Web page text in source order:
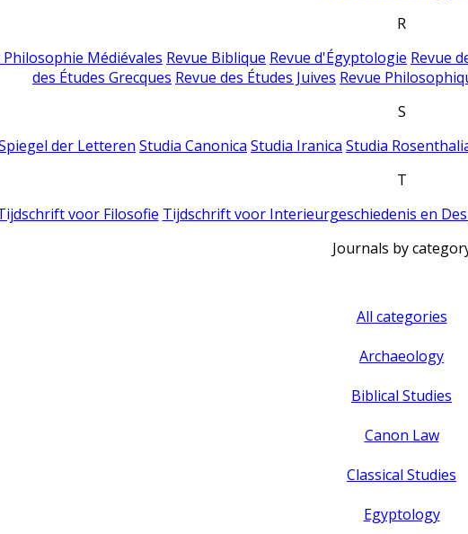
R
Médiévales Revue Biblique Revue d'Égyptologie Revue
des Études Grecques Revue des Études Juives Revue
S
der Letteren Studia Canonica Studia Iranica Studia
T
voor Filosofie Tijdschrift voor Interieurgeschiedenis en
Journals by
All categories
Archaeology
Biblical Studies
Canon Law
Classical Studies
Egyptology